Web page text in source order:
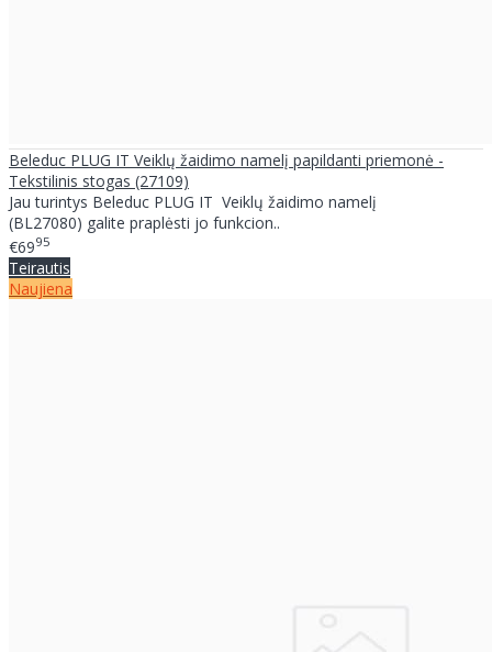
Beleduc PLUG IT Veiklų žaidimo namelį papildanti priemonė -
Tekstilinis stogas (27109)
Jau turintys Beleduc PLUG IT Veiklų žaidimo namelį
(BL27080) galite praplėsti jo funkcion..
€6995
Teirautis
Naujiena